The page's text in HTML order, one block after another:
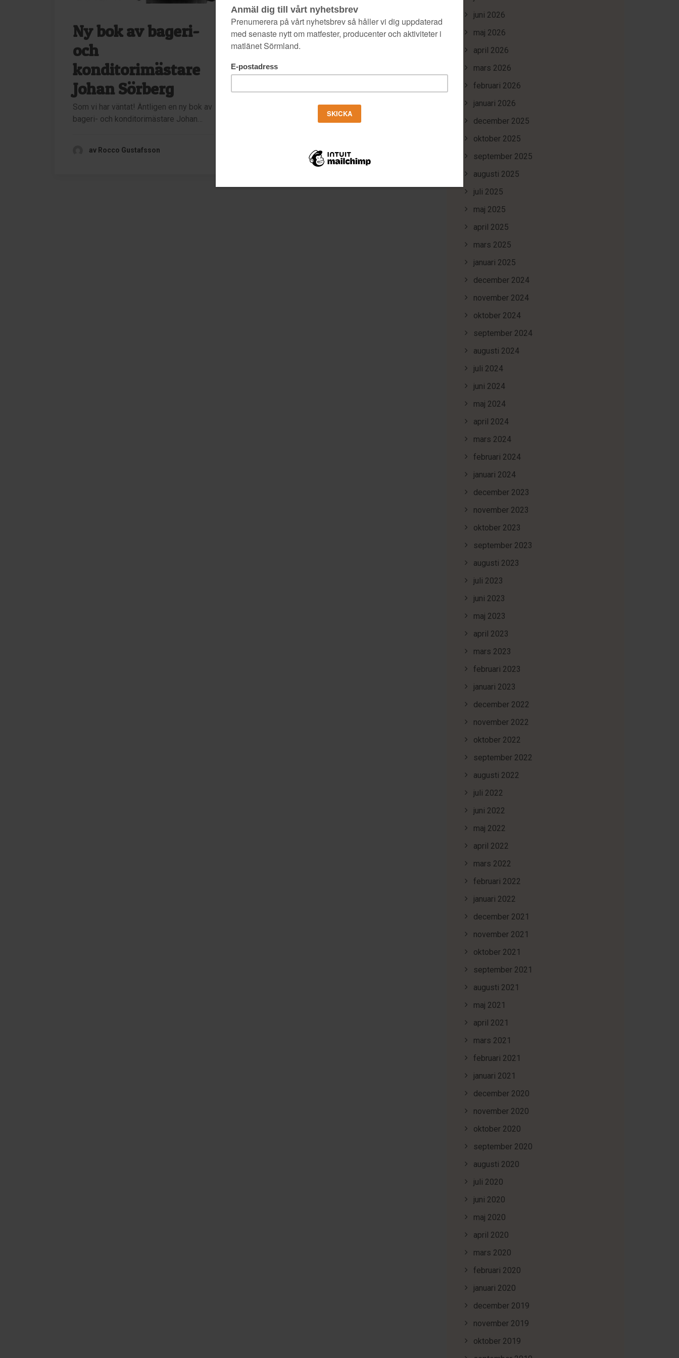
Ny bok av bageri-
och
konditorimästare
Johan Sörberg
Som vi har väntat! Äntligen en ny bok av
bageri- och konditorimästare Johan…
av Rocco Gustafsson
juni 2026
maj 2026
april 2026
mars 2026
februari 2026
januari 2026
december 2025
oktober 2025
september 2025
augusti 2025
juli 2025
maj 2025
april 2025
mars 2025
januari 2025
december 2024
november 2024
oktober 2024
september 2024
augusti 2024
juli 2024
juni 2024
maj 2024
april 2024
mars 2024
februari 2024
januari 2024
december 2023
november 2023
oktober 2023
september 2023
augusti 2023
juli 2023
juni 2023
maj 2023
april 2023
mars 2023
februari 2023
januari 2023
december 2022
november 2022
oktober 2022
september 2022
augusti 2022
juli 2022
juni 2022
maj 2022
april 2022
mars 2022
februari 2022
januari 2022
december 2021
november 2021
oktober 2021
september 2021
augusti 2021
maj 2021
april 2021
mars 2021
februari 2021
januari 2021
december 2020
november 2020
oktober 2020
september 2020
augusti 2020
juli 2020
juni 2020
maj 2020
april 2020
mars 2020
februari 2020
januari 2020
december 2019
november 2019
oktober 2019